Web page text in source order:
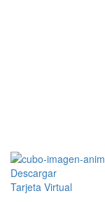
Descargar
Tarjeta Virtual